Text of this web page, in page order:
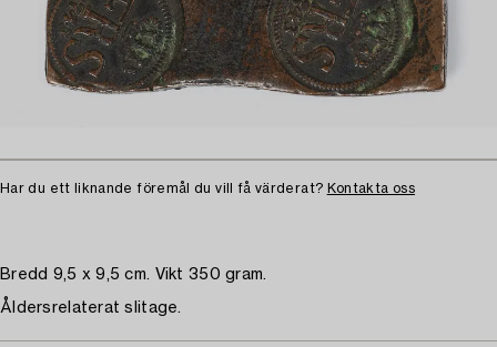
Har du ett liknande föremål du vill få värderat? Kontakta oss
Bredd 9,5 x 9,5 cm. Vikt 350 gram.
Åldersrelaterat slitage.